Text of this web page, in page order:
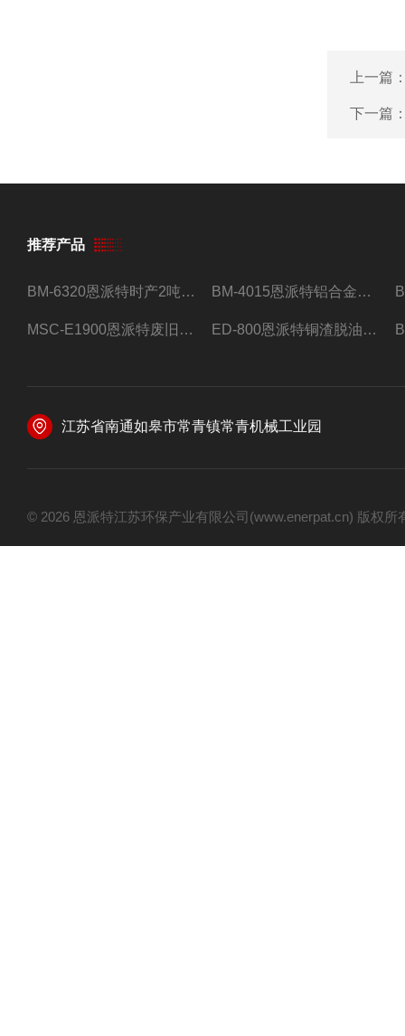
上一篇
下一篇
推荐产品
BM-6320恩派特时产2吨合金钢屑压饼机 BM-4015恩派特铝合金屑压饼机 脱油效果好
MSC-E1900恩派特废旧锂电池极片破碎处理设备 ED-800恩派特铜渣脱油机废铜屑铝屑甩油机
江苏省南通如皋市常青镇常青机械工业园
© 2026 恩派特江苏环保产业有限公司(www.enerpat.cn) 版权